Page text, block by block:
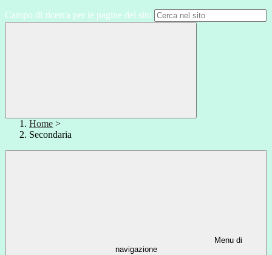
Campo di ricerca per le pagine del sito
Home >
Secondaria
Menu di
navigazione